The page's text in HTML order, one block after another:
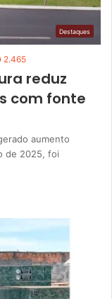
Destaques
2.465
reduz
com fonte
aumento
de 2025, foi